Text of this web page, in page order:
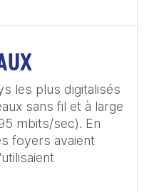
les plus digitalisés
sans fil et à large
mbits/sec). En
foyers avaient